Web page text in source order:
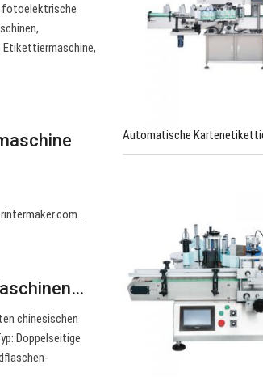
fotoelektrische
Etikettiermaschine,
…
chinesischen
Doppelseitige
Automatische